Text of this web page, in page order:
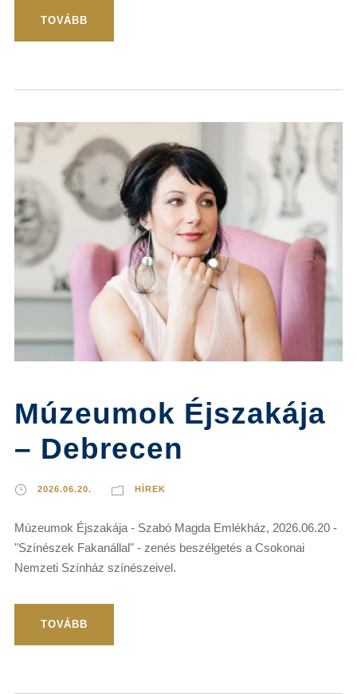
TOVÁBB
Múzeumok Éjszakája
– Debrecen
2026.06.20. HÍREK
Múzeumok Éjszakája - Szabó Magda Emlékház, 2026.06.20 -
"Színészek Fakanállal" - zenés beszélgetés a Csokonai
Nemzeti Színház színészeivel.
TOVÁBB